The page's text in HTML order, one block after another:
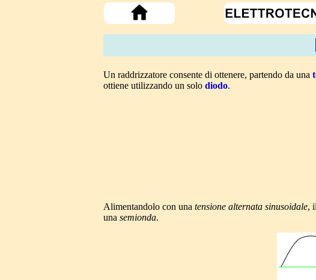
Un raddrizzatore consente di ottenere, partendo da una
ottiene utilizzando un solo diodo.
Alimentandolo con una tensione alternata sinusoidale,
una semionda.